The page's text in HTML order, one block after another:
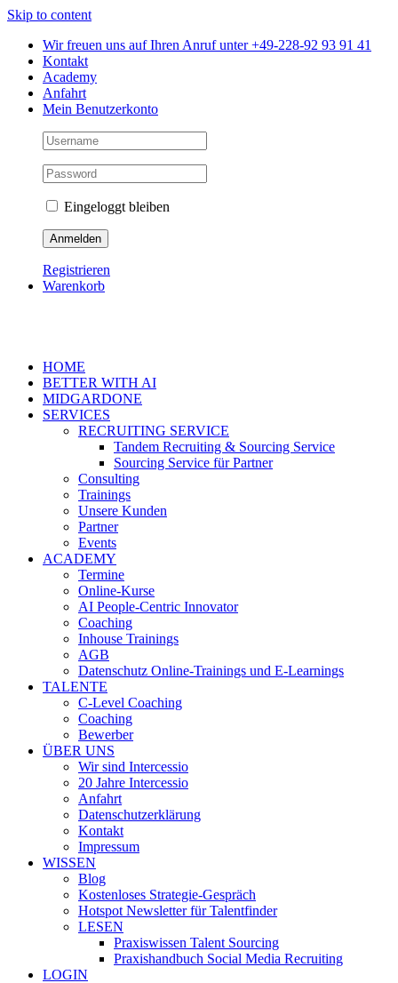
Skip to content
Wir freuen uns auf Ihren Anruf unter +49-228-92 93 91 41
Kontakt
Academy
Anfahrt
Mein Benutzerkonto
Eingeloggt bleiben
Registrieren
Warenkorb
HOME
BETTER WITH AI
MIDGARDONE
SERVICES
RECRUITING SERVICE
Tandem Recruiting & Sourcing Service
Sourcing Service für Partner
Consulting
Trainings
Unsere Kunden
Partner
Events
ACADEMY
Termine
Online-Kurse
AI People-Centric Innovator
Coaching
Inhouse Trainings
AGB
Datenschutz Online-Trainings und E-Learnings
TALENTE
C-Level Coaching
Coaching
Bewerber
ÜBER UNS
Wir sind Intercessio
20 Jahre Intercessio
Anfahrt
Datenschutzerklärung
Kontakt
Impressum
WISSEN
Blog
Kostenloses Strategie-Gespräch
Hotspot Newsletter für Talentfinder
LESEN
Praxiswissen Talent Sourcing
Praxishandbuch Social Media Recruiting
LOGIN